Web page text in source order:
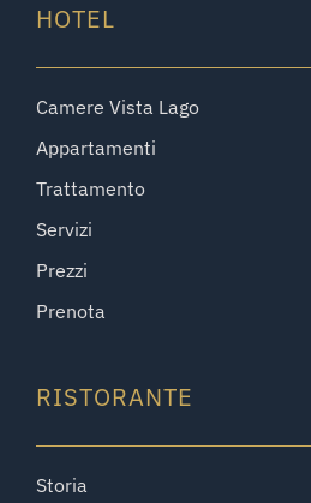
HOTEL
Camere Vista Lago
Appartamenti
Trattamento
Servizi
Prezzi
Prenota
RISTORANTE
Storia